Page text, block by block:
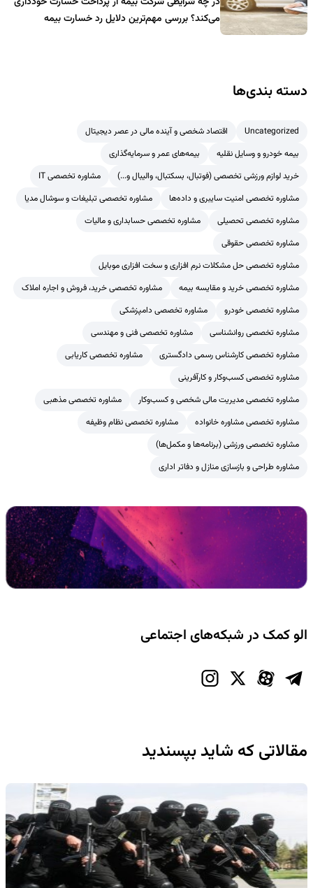
می‌کند؟ بررسی مهم‌ترین دلایل رد خسارت بیمه
دسته بندی‌ها
Uncategorized
اقتصاد شخصی و آینده مالی در عصر دیجیتال
بیمه خودرو و وسایل نقلیه
بیمه‌های عمر و سرمایه‌گذاری
خرید لوازم ورزشی تخصصی (فوتبال، بسکتبال، والیبال و...)
مشاوره تخصصی IT
مشاوره تخصصی امنیت سایبری و داده‌ها
مشاوره تخصصی تبلیغات و سوشال مدیا
مشاوره تخصصی تحصیلی
مشاوره تخصصی حسابداری و مالیات
مشاوره تخصصی حقوقی
مشاوره تخصصی حل مشکلات نرم افزاری و سخت افزاری موبایل
مشاوره تخصصی خرید و مقایسه بیمه
مشاوره تخصصی خرید، فروش و اجاره املاک
مشاوره تخصصی خودرو
مشاوره تخصصی دامپزشکی
مشاوره تخصصی روانشناسی
مشاوره تخصصی فنی و مهندسی
مشاوره تخصصی کارشناس رسمی دادگستری
مشاوره تخصصی کاریابی
مشاوره تخصصی کسب‌وکار و کارآفرینی
مشاوره تخصصی مدیریت مالی شخصی و کسب‌وکار
مشاوره تخصصی مذهبی
مشاوره تخصصی مشاوره خانواده
مشاوره تخصصی نظام وظیفه
مشاوره تخصصی ورزشی (برنامه‌ها و مکمل‌ها)
مشاوره طراحی و بازسازی منازل و دفاتر اداری
الو کمک در شبکه‌های اجتماعی
مقالاتی که شاید بپسندید